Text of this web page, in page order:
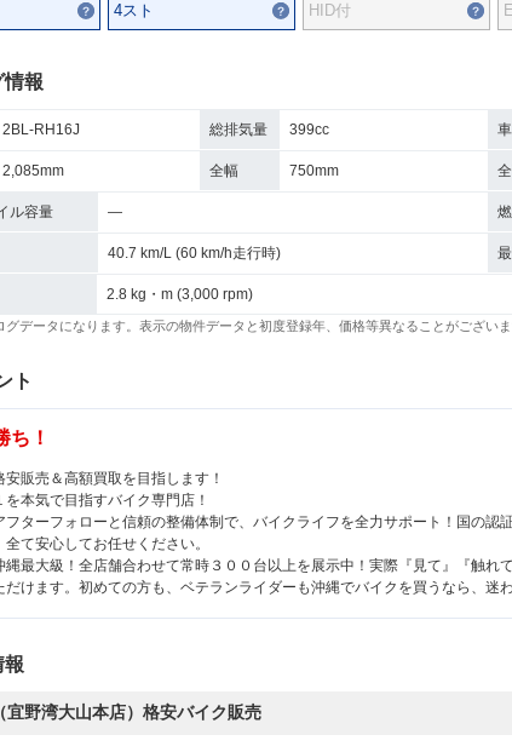
4スト HID付
情報
2BL-RH16J 総排気量 399cc
2,085mm 全幅 750mm
ル容量 ―
40.7 km/L (60 km/h走行時)
2.8 kg・m (3,000 rpm)
データになります。表示の物件データと初度登録年、価格等異なることがござい
ト
ち！
安販売＆高額買取を目指します！
を本気で目指すバイク専門店！
フターフォローと信頼の整備体制で、バイクライフを全力サポート！国の認
全て安心してお任せください。
縄最大級！全店舗合わせて常時３００台以上を展示中！実際『見て』『触れ
だけます。初めての方も、ベテランライダーも沖縄でバイクを買うなら、迷
報
宜野湾大山本店）格安バイク販売